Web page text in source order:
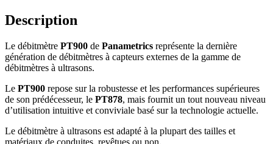
Description
Le débitmètre PT900 de Panametrics représente la dernière
génération de débitmètres à capteurs externes de la gamme de
débitmètres à ultrasons.
Le PT900 repose sur la robustesse et les performances supérieures
de son prédécesseur, le PT878, mais fournit un tout nouveau niveau
d’utilisation intuitive et conviviale basé sur la technologie actuelle.
Le débitmètre à ultrasons est adapté à la plupart des tailles et
matériaux de conduites, revêtues ou non.